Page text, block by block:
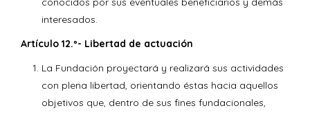
interesados.
Artículo 12.º- Libertad de actuación
La Fundación proyectará y realizará sus actividades
con plena libertad, orientando éstas hacia aquellos
objetivos que, dentro de sus fines fundacionales,